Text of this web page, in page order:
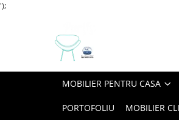
');
Mobilier pentru casa
Canapele casa
Dulapuri
Mobilier HoReCa
Blaturi de masa
Camere Hotel
Canapele
Mobilier Birou / Office
Canapele Office / Sala asteptare
Panouri fonoabsorbante si
Picioare / Cadre Birou
Frezare CNC Debitare Si Gravura
Proiectare Si Design
Mobilier Clinica Medicala
Mobilier Sala De Asteptare
MOBILIER PENTRU CASA
PORTOFOLIU MOBILIER